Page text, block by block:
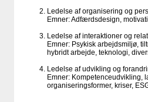
Ledelse af organisering og
Emner: Adfærdsdesign,
Ledelse af interaktioner og
Emner: Psykisk arbejdsmiljø,
hybridt arbejde, teknologi,
Ledelse af udvikling og
Emner:
organiseringsformer, kriser,